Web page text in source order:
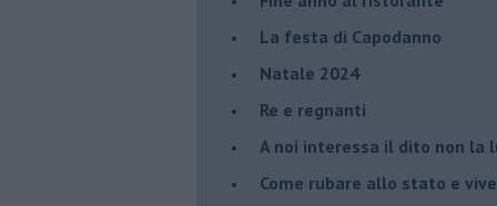
La festa di Capodanno
Natale 2024
Re e regnanti
A noi interessa il dito non la
Come rubare allo stato e